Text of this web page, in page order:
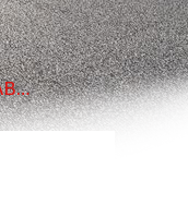
MAXTON DESIGN SPOILER PREDNÉHO NÁRAZNÍKA AUDI A3 S-LINE / S3 8V SEDAN/KABRIOLET VER.1 - BEZ POVRCHOVEJ ÚPRAVY